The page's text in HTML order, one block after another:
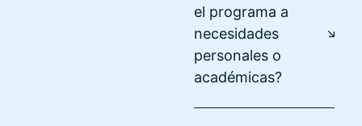
el programa a
necesidades
personales o
académicas?